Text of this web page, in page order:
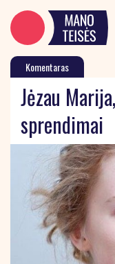
Komentaras
Jėzau
sprendimai